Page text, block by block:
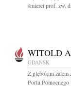
śmierci prof. zw.
WITOLD
GDAŃSK
Z głębokim
Portu